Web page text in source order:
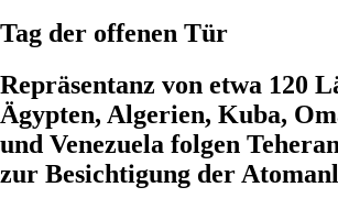
Tag der offenen Tür
Repräsentanz von etwa 120
Ägypten, Algerien, Kuba,
und Venezuela ­folgen
zur Besichtigung der